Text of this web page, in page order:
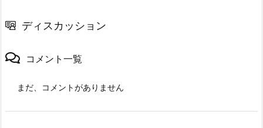
ディスカッション
コメント一覧
まだ、コメントがありません